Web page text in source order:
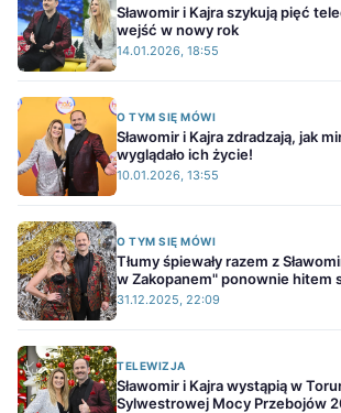
Sławomir i Kajra szykują pięć
wejść w nowy rok
14.01.2026, 18:55
O TYM SIĘ MÓWI
Sławomir i Kajra zdradzają, jak
wyglądało ich życie!
10.01.2026, 13:55
O TYM SIĘ MÓWI
Tłumy śpiewały razem z
w Zakopanem" ponownie hitem
31.12.2025, 22:09
TELEWIZJA
Sławomir i Kajra wystąpią w
Sylwestrowej Mocy Przebojów